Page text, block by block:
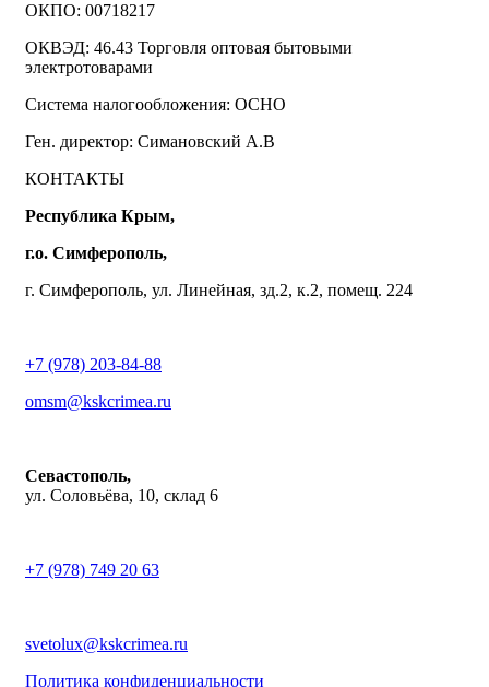
ОКПО: 00718217
ОКВЭД: 46.43 Торговля оптовая бытовыми
электротоварами
Система налогообложения: ОСНО
Ген. директор: Симановский А.В
КОНТАКТЫ
Республика Крым,
г.о. Симферополь,
г. Симферополь, ул. Линейная, зд.2, к.2, помещ. 224
+7 (978) 203-84-88
omsm@kskcrimea.ru
Севастополь,
ул. Соловьёва, 10, склад 6
+7 (978) 749 20 63
svetolux@kskcrimea.ru
Политика конфиденциальности